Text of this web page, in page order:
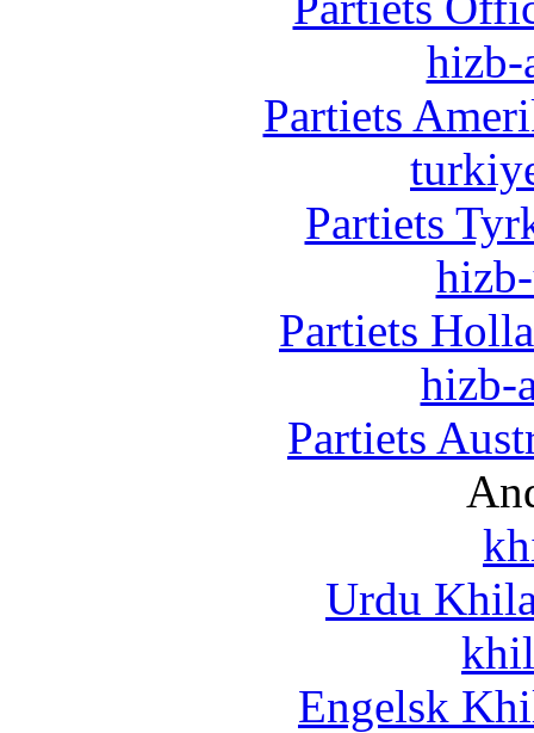
hizb-
Partiets
Partiets
Partiets
hizb-
Partiets
Urdu
Engelsk